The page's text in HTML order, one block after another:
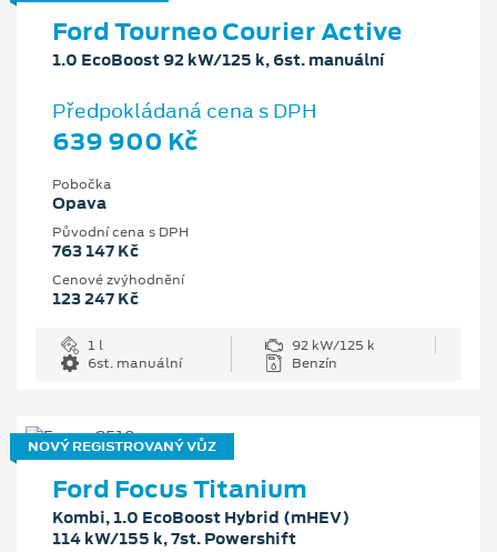
Ford Tourneo Courier Active
1.0 EcoBoost 92 kW/125 k, 6st. manuální
Předpokládaná cena s DPH
639 900 Kč
Pobočka
Opava
Původní cena s DPH
763 147 Kč
Cenové zvýhodnění
123 247 Kč
1 l
92 kW/125 k
6st. manuální
Benzín
NOVÝ REGISTROVANÝ VŮZ
Ford Focus Titanium
Kombi, 1.0 EcoBoost Hybrid (mHEV)
114 kW/155 k, 7st. Powershift